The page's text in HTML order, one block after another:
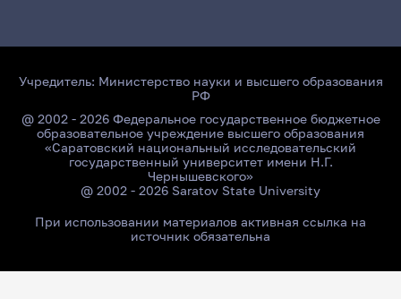
Учредитель: Министерство науки и высшего образования
РФ
@ 2002 - 2026 Федеральное государственное бюджетное
образовательное учреждение высшего образования
«Саратовский национальный исследовательский
государственный университет имени Н.Г.
Чернышевского»
@ 2002 - 2026 Saratov State University
При использовании материалов активная ссылка на
источник обязательна